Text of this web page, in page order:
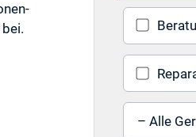
Gerät